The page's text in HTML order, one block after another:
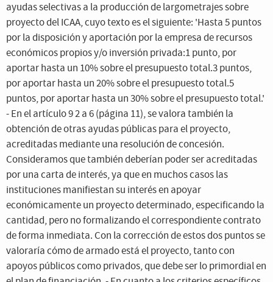
ayudas selectivas a la producción de largometrajes sobre
proyecto del ICAA, cuyo texto es el siguiente: 'Hasta 5 puntos
por la disposición y aportación por la empresa de recursos
económicos propios y/o inversión privada:1 punto, por
aportar hasta un 10% sobre el presupuesto total.3 puntos,
por aportar hasta un 20% sobre el presupuesto total.5
puntos, por aportar hasta un 30% sobre el presupuesto total.'
- En el artículo 9 2 a 6 (página 11), se valora también la
obtención de otras ayudas públicas para el proyecto,
acreditadas mediante una resolución de concesión.
Consideramos que también deberían poder ser acreditadas
por una carta de interés, ya que en muchos casos las
instituciones manifiestan su interés en apoyar
económicamente un proyecto determinado, especificando la
cantidad, pero no formalizando el correspondiente contrato
de forma inmediata. Con la corrección de estos dos puntos se
valoraría cómo de armado está el proyecto, tanto con
apoyos públicos como privados, que debe ser lo primordial en